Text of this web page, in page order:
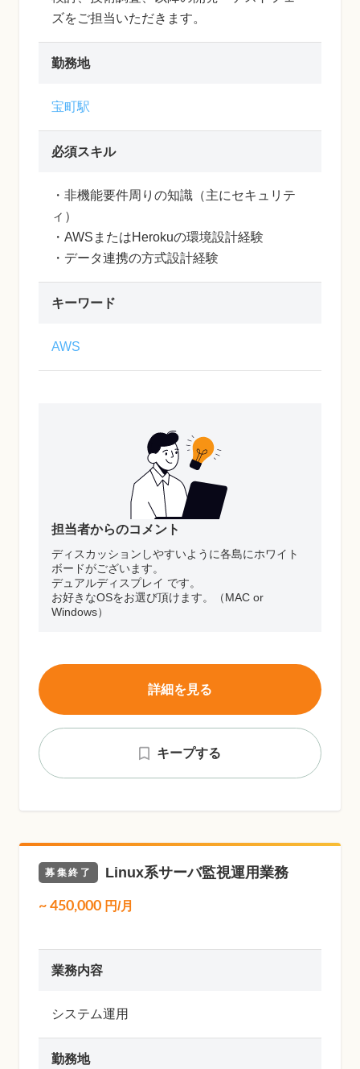
ズをご担当いただきます。
勤務地
宝町駅
必須スキル
・非機能要件周りの知識（主にセキュリテ
ィ）
・AWSまたはHerokuの環境設計経験
・データ連携の方式設計経験
キーワード
AWS
担当者からのコメント
ディスカッションしやすいように各島にホワイト
ボードがございます。
デュアルディスプレイ です。
お好きなOSをお選び頂けます。（MAC or
Windows）
キープする
詳細を見る
募集終了 Linux系サーバ監視運用業務
~ 450,000 円/月
業務内容
システム運用
勤務地